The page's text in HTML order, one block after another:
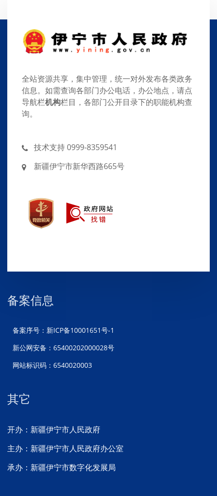
全站资源共享，集中管理，统一对外发布各类政务
信息。如需查询各部门办公电话，办公地点，请点
导航栏机构栏目，各部门公开目录下的职能机构查
询。
技术支持 0999-8359541
新疆伊宁市新华西路665号
备案信息
备案序号：新ICP备10001651号-1
新公网安备：65400202000028号
网站标识码：6540020003
其它
开办：新疆伊宁市人民政府
主办：新疆伊宁市人民政府办公室
承办：新疆伊宁市数字化发展局